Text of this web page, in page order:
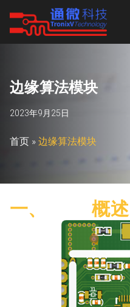
边缘算法模块
2023年9月25日
首页 » 边缘算法模块
一、 概述